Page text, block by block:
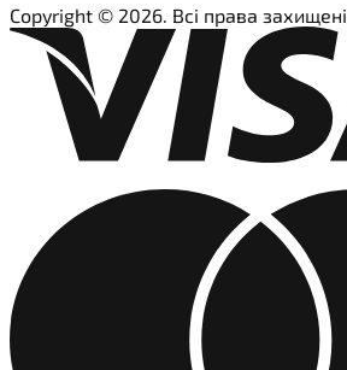
Copyright © 2026. Всі права захищені